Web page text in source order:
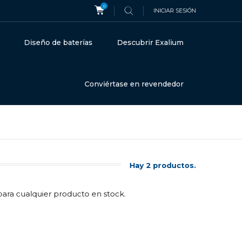
0
INICIAR SESIÓN
Diseño de baterías Descubrir Exalium
Conviértase en revendedor
Hay 2 productos.
cualquier producto en stock.